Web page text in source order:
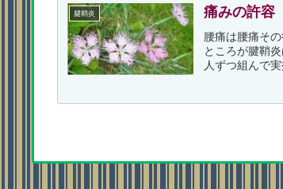
腱鞘炎 痛みの許容
腰痛は腰痛そ
ところが腱鞘
人ずつ組んで